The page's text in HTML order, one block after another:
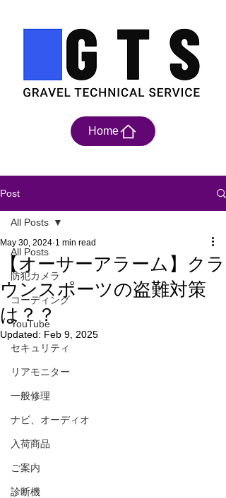
Home
Post
All Posts
防犯カメラ
コーディング
YouTube
セキュリティ
リアモニター
一般修理
ナビ、オーディオ
入荷商品
ご案内
診断機
All Posts
【オーサーアラーム】クラ
ウンスポーツの盗難対策
は？？
May 30, 2024 1 min read
Updated: Feb 9, 2025